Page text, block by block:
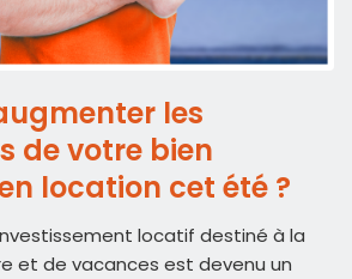
les
de votre bien
location cet été ?
locatif destiné à la
et de vacances est devenu un